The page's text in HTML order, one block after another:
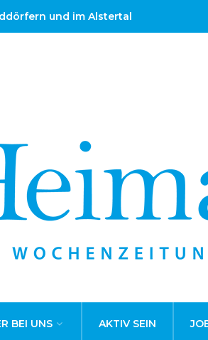
und im Alstertal
BEI UNS AKTIV SEIN